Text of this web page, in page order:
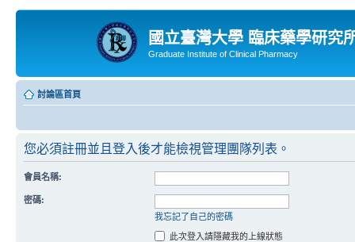
國立臺灣大學 臨床藥學研究
Graduate Institute of Clinical Pharmacy
討論區首頁
您必須註冊並且登入後才能檢視管理團隊列表。
會員名稱:
密碼:
我忘記了自己的密碼
此次登入請隱藏我的上線狀態